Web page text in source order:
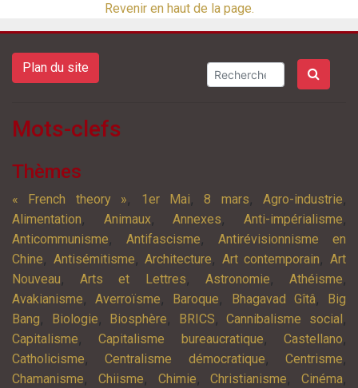
Revenir en haut de la page.
Plan du site
Mots-clefs
Thèmes
« French theory », 1er Mai,8 mars, Agro-industrie,
Alimentation, Animaux,Annexes,Anti-impérialisme,
Anticommunisme, Antifascisme, Antirévisionnisme en
Chine, Antisémitisme,Architecture, Art contemporain,Art
Nouveau,Arts et Lettres, Astronomie,Athéisme,
Avakianisme,Averroïsme, Baroque, Bhagavad Gîtâ,
Big
Bang, Biologie, Biosphère, BRICS,Cannibalisme social ,
Capitalisme,Capitalisme bureaucratique,Castellano,
Catholicisme,Centralisme démocratique,Centrisme,
Chamanisme, Chiisme, Chimie,Christianisme, Cinéma,